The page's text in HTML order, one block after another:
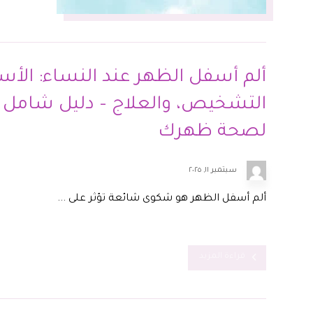
ألم أسفل الظهر عند النساء:
التشخيص، والعلاج – دليل شامل
لصحة ظهرك
سبتمبر ١١, ٢٠٢٥
ألم أسفل الظهر هو شكوى شائعة تؤثر على ...